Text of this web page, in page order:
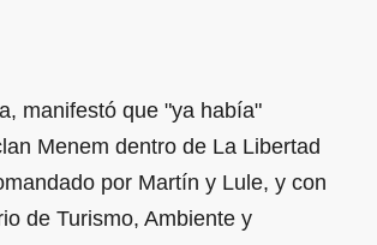
manifestó que "ya había"
Menem dentro de La Libertad
por Martín y Lule, y con
de Turismo, Ambiente y